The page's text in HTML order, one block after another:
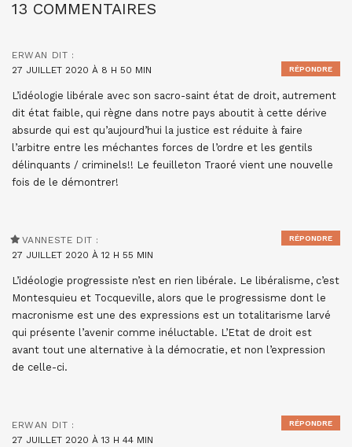
13 COMMENTAIRES
ERWAN DIT :
27 JUILLET 2020 À 8 H 50 MIN
L’idéologie libérale avec son sacro-saint état de droit, autrement
dit état faible, qui règne dans notre pays aboutit à cette dérive
absurde qui est qu’aujourd’hui la justice est réduite à faire
l’arbitre entre les méchantes forces de l’ordre et les gentils
délinquants / criminels!! Le feuilleton Traoré vient une nouvelle
fois de le démontrer!
RÉPONDRE
VANNESTE DIT :
27 JUILLET 2020 À 12 H 55 MIN
L’idéologie progressiste n’est en rien libérale. Le libéralisme, c’est
Montesquieu et Tocqueville, alors que le progressisme dont le
macronisme est une des expressions est un totalitarisme larvé
qui présente l’avenir comme inéluctable. L’Etat de droit est
avant tout une alternative à la démocratie, et non l’expression
de celle-ci.
RÉPONDRE
ERWAN DIT :
27 JUILLET 2020 À 13 H 44 MIN
RÉPONDRE